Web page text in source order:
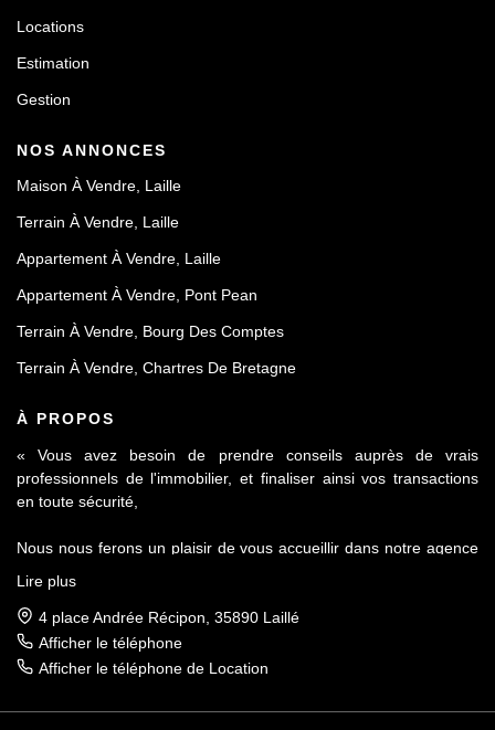
Locations
Estimation
Gestion
NOS ANNONCES
Maison À Vendre, Laille
Terrain À Vendre, Laille
Appartement À Vendre, Laille
Appartement À Vendre, Pont Pean
Terrain À Vendre, Bourg Des Comptes
Terrain À Vendre, Chartres De Bretagne
À PROPOS
« Vous avez besoin de prendre conseils auprès de vrais
professionnels de l'immobilier, et finaliser ainsi vos transactions
en toute sécurité,
Nous nous ferons un plaisir de vous accueillir dans notre agence
sur l'axe Rennes-Nantes.
Réputés pour notre sérieux et notre déontologie, membre de la
FNAIM et du Fichier commun Exclusivité AMEPI nous saurons
démarches.
Lire plus
4 place Andrée Récipon, 35890 Laillé
Afficher le téléphone
Afficher le téléphone de Location